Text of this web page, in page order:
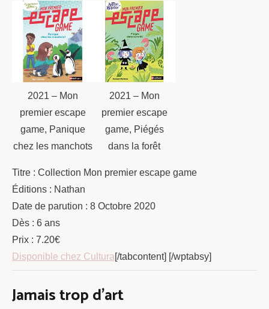
2021 – Mon
premier escape
game, Panique
chez les manchots
2021 – Mon
premier escape
game, Piégés
dans la forêt
Titre : Collection Mon premier escape game
Éditions : Nathan
Date de parution : 8 Octobre 2020
Dès : 6 ans
Prix : 7.20€
Disponible chez Cultura[/tabcontent] [/wptabsy]
Jamais trop d’art